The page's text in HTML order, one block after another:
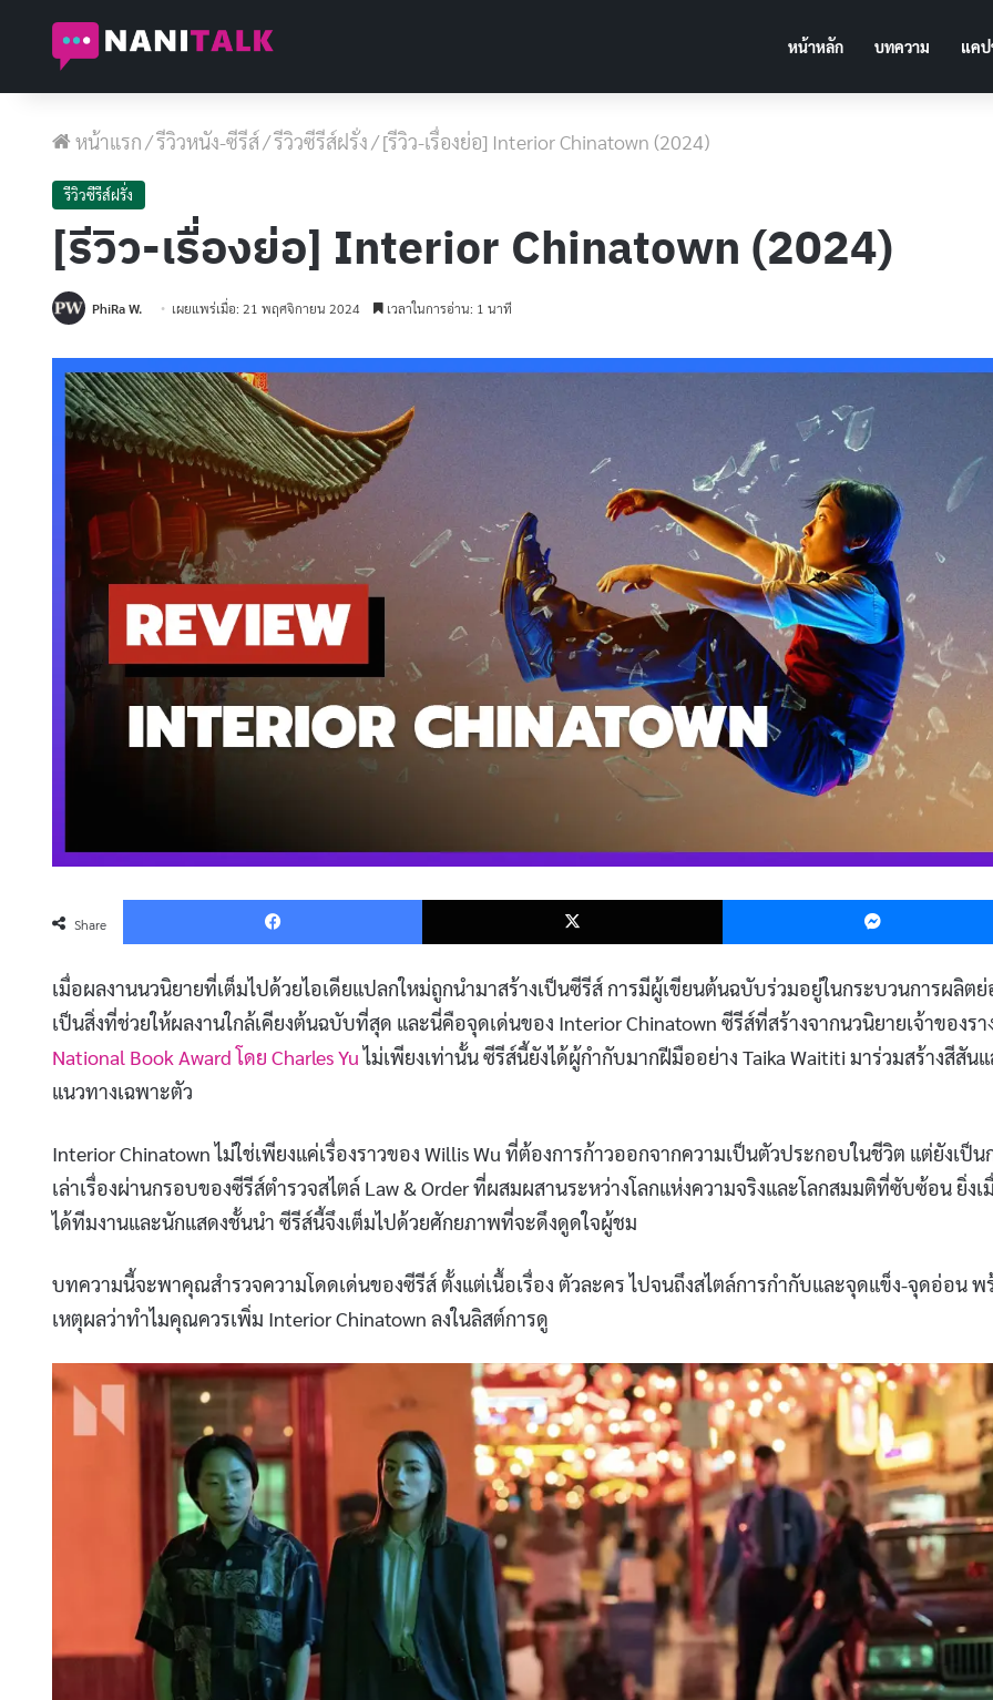
หน้าหลัก บทความ แค
หน้าแรก/รีวิวหนัง-ซีรีส์/รีวิวซีรีส์ฝรั่ง/[รีวิว-เรื่องย่อ] Interior Chinatown (2024)
รีวิวซีรีส์ฝรั่ง
[รีวิว-เรื่องย่อ] Interior Chinatown (2024)
PhiRa W. เผยแพร่เมื่อ: 21 พฤศจิกายน 2024 เวลาในการอ่าน: 1 นาที
Share
Facebook X
เมื่อผลงานนวนิยายที่เต็มไปด้วยไอเดียแปลกใหม่ถูกนำมาสร้างเป็นซีรีส์ การมีผู้เขียนต้นฉบับร่วมอยู่ในกระบวนการผลิต
เป็นสิ่งที่ช่วยให้ผลงานใกล้เคียงต้นฉบับที่สุด และนี่คือจุดเด่นของ Interior Chinatown ซีรีส์ที่สร้างจากนวนิยายเจ้าของรา
National Book Award โดย Charles Yuไม่เพียงเท่านั้น ซีรีส์นี้ยังได้ผู้กำกับมากฝีมืออย่าง Taika Waititi มาร่วมสร้างสีสัน
แนวทางเฉพาะตัว
Interior Chinatown ไม่ใช่เพียงแค่เรื่องราวของ Willis Wu ที่ต้องการก้าวออกจากความเป็นตัวประกอบในชีวิต แต่ยังเป็น
เล่าเรื่องผ่านกรอบของซีรีส์ตำรวจสไตล์ Law & Order ที่ผสมผสานระหว่างโลกแห่งความจริงและโลกสมมติที่ซับซ้อน ยิ่งเ
ได้ทีมงานและนักแสดงชั้นนำ ซีรีส์นี้จึงเต็มไปด้วยศักยภาพที่จะดึงดูดใจผู้ชม
บทความนี้จะพาคุณสำรวจความโดดเด่นของซีรีส์ ตั้งแต่เนื้อเรื่อง ตัวละคร ไปจนถึงสไตล์การกำกับและจุดแข็ง-จุดอ่อน พ
เหตุผลว่าทำไมคุณควรเพิ่ม Interior Chinatown ลงในลิสต์การดู